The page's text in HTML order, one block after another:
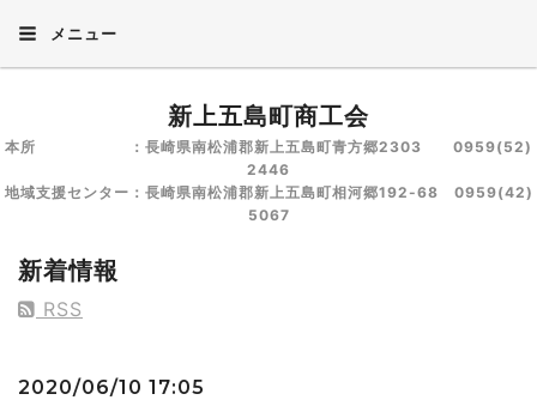
メニュー
新上五島町商工会
本所 ：長崎県南松浦郡新上五島町青方郷2303 0959(52)
2446
地域支援センター：長崎県南松浦郡新上五島町相河郷192-68 0959(42)
5067
新着情報
RSS
2020/06/10 17:05